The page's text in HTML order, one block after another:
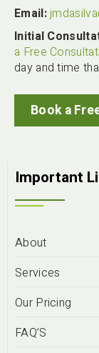
Email:
Initial
a Free
day and time
Book a
Important
About
Services
Our Pricing
FAQ’S